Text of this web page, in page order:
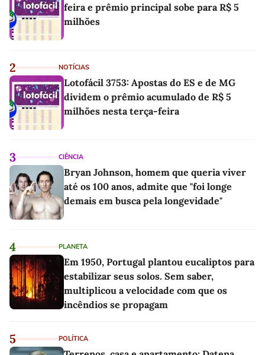
feira e prêmio principal sobe para R$ 5
milhões
2 NOTÍCIAS
Lotofácil 3753: Apostas do ES e de MG
dividem o prêmio acumulado de R$ 5
milhões nesta terça-feira
3 CIÊNCIA
Bryan Johnson, homem que queria viver
até os 100 anos, admite que "foi longe
demais em busca pela longevidade"
4 PLANETA
Em 1950, Portugal plantou eucaliptos para
estabilizar seus solos. Sem saber,
multiplicou a velocidade com que os
incêndios se propagam
5 POLÍTICA